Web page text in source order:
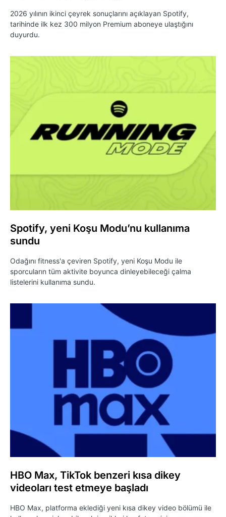
2026 yılının ikinci çeyrek sonuçlarını açıklayan Spotify,
tarihinde ilk kez 300 milyon Premium aboneye ulaştığını
duyurdu.
Spotify, yeni Koşu Modu’nu kullanıma
sundu
Odağını fitness'a çeviren Spotify, yeni Koşu Modu ile
sporcuların tüm aktivite boyunca dinleyebileceği çalma
listelerini kullanıma sundu.
HBO Max, TikTok benzeri kısa dikey
videoları test etmeye başladı
HBO Max, platforma eklediği yeni kısa dikey video bölümü ile